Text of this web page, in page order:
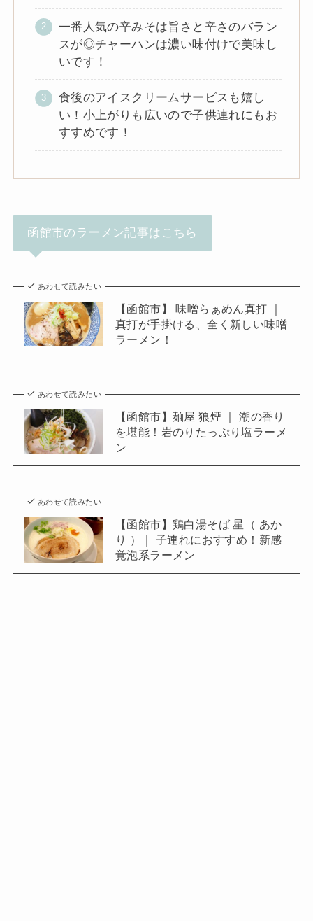
一番人気の辛みそは旨さと辛さのバラン
スが◎チャーハンは濃い味付けで美味し
いです！
食後のアイスクリームサービスも嬉し
い！小上がりも広いので子供連れにもお
すすめです！
函館市のラーメン記事はこちら
あわせて読みたい
【函館市】 味噌らぁめん真打 ｜
真打が手掛ける、全く新しい味噌
ラーメン！
あわせて読みたい
【函館市】麺屋 狼煙 ｜ 潮の香り
を堪能！岩のりたっぷり塩ラーメ
ン
あわせて読みたい
【函館市】鶏白湯そば 星（ あか
り ）｜ 子連れにおすすめ！新感
覚泡系ラーメン